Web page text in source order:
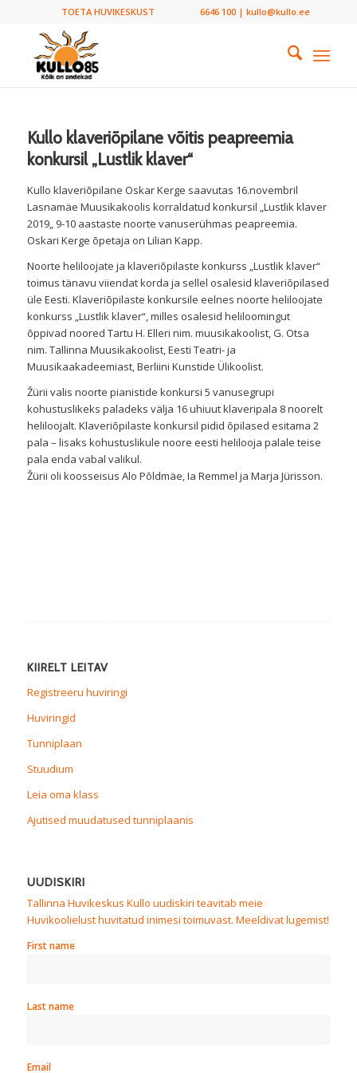
TOETA HUVIKESKUST 6646 100 | kullo@kullo.ee
Kullo klaveriõpilane võitis peapreemia
konkursil „Lustlik klaver“
Kullo klaveriõpilane Oskar Kerge saavutas 16.novembril
Lasnamäe Muusikakoolis korraldatud konkursil „Lustlik klaver
2019„ 9-10 aastaste noorte vanuserühmas peapreemia.
Oskari Kerge õpetaja on Lilian Kapp.
Noorte heliloojate ja klaveriõpilaste konkurss „Lustlik klaver“
toimus tänavu viiendat korda ja sellel osalesid klaveriõpilased
üle Eesti. Klaveriõpilaste konkursile eelnes noorte heliloojate
konkurss „Lustlik klaver“, milles osalesid heliloomingut
õppivad noored Tartu H. Elleri nim. muusikakoolist, G. Otsa
nim. Tallinna Muusikakoolist, Eesti Teatri- ja
Muusikaakadeemiast, Berliini Kunstide Ülikoolist.
Žürii valis noorte pianistide konkursi 5 vanusegrupi
kohustuslikeks paladeks välja 16 uhiuut klaveripala 8 noorelt
heliloojalt. Klaveriõpilaste konkursil pidid õpilased esitama 2
pala – lisaks kohustuslikule noore eesti helilooja palale teise
pala enda vabal valikul.
Žürii oli koosseisus Alo Põldmäe, Ia Remmel ja Marja Jürisson.
KIIRELT LEITAV
Registreeru huviringi
Huviringid
Tunniplaan
Stuudium
Leia oma klass
Ajutised muudatused tunniplaanis
UUDISKIRI
Tallinna Huvikeskus Kullo uudiskiri teavitab meie
Huvikoolielust huvitatud inimesi toimuvast. Meeldivat lugemist!
First name
Last name
Email